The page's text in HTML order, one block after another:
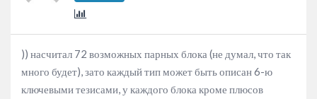
)) насчитал 72 возможных парных блока (не думал, что так
много будет), зато каждый тип может быть описан 6-ю
ключевыми тезисами, у каждого блока кроме плюсов